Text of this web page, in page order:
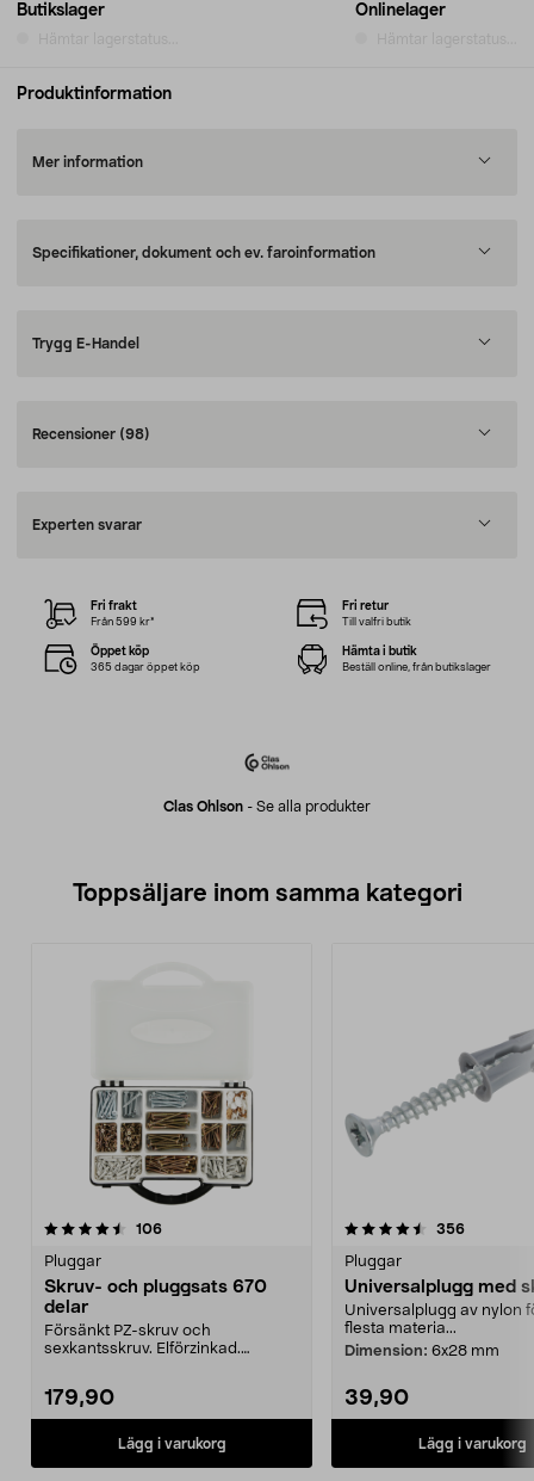
Butikslager Onlinelager
Produktinformation
Mer information
Specifikationer, dokument och ev. faroinformation
Trygg E-Handel
Recensioner (98)
Experten svarar
Clas Ohlson - Se alla produkter
Fri frakt
Från 599 kr*
Fri retur
Till valfri butik
Öppet köp
365 dagar öppet köp
Hämta i butik
Beställ online, från butikslager
Toppsäljare inom samma kategori
106recensioner
Pluggar
Skruv- och pluggsats 670
delar
Försänkt PZ-skruv och
sexkantsskruv. Elförzinkad.
179,90
Lägg i varukorg
4.5 av 5 stjärnor 356
Pluggar
Universalplugg med
Universalplugg av nylon
flesta materia...
Dimension: 6x28 mm
39,90
Lägg i varukorg
5.0 av 5 stjärnor